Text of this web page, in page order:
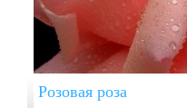
Розовая роза